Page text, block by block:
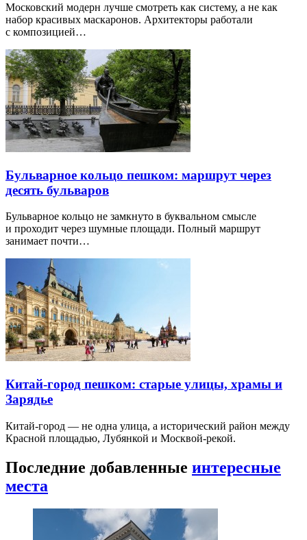
Московский модерн лучше смотреть как систему, а не как
набор красивых маскаронов. Архитекторы работали
с композицией…
Бульварное кольцо пешком: маршрут через
десять бульваров
Бульварное кольцо не замкнуто в буквальном смысле
и проходит через шумные площади. Полный маршрут
занимает почти…
Китай-город пешком: старые улицы, храмы и
Зарядье
Китай-город — не одна улица, а исторический район между
Красной площадью, Лубянкой и Москвой-рекой.
Последние добавленные интересные
места